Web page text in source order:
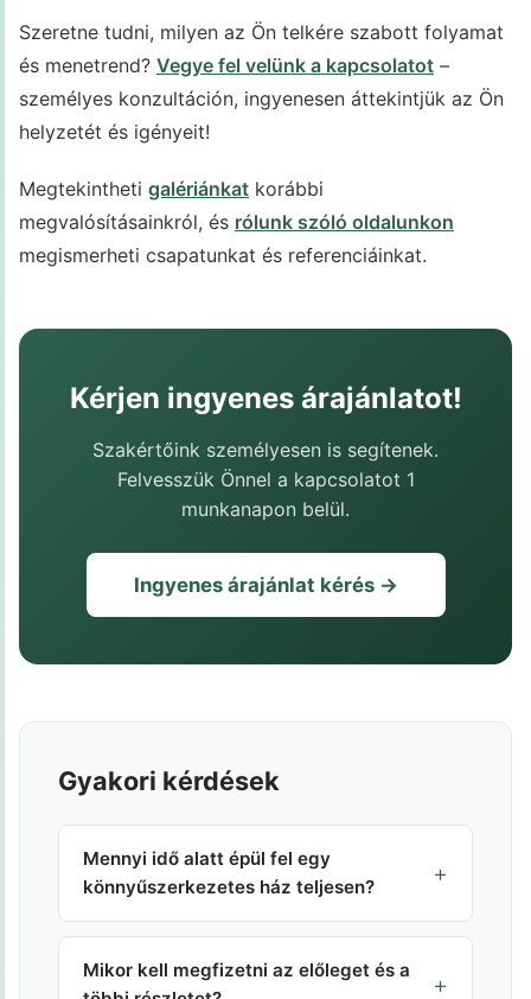
Szeretne tudni, milyen az Ön telkére szabott folyamat
és menetrend? Vegye fel velünk a kapcsolatot –
személyes konzultáción, ingyenesen áttekintjük az Ön
helyzetét és igényeit!
Megtekintheti galériánkat korábbi
megvalósításainkról, és rólunk szóló oldalunkon
megismerheti csapatunkat és referenciáinkat.
Kérjen ingyenes árajánlatot!
Szakértőink személyesen is segítenek.
Felvesszük Önnel a kapcsolatot 1
munkanapon belül.
Ingyenes árajánlat kérés →
Gyakori kérdések
Mennyi idő alatt épül fel egy
könnyűszerkezetes ház teljesen?
+
Egy teljes folyamat – a tervezéstől a
kulcsátadásig – jellemzően 3–6 hónapot vesz
igénybe. Ez magában foglalja a tervezési-
Mikor kell megfizetni az előleget és a
+